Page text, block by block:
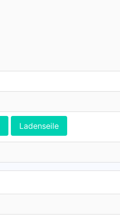
Ladenseile